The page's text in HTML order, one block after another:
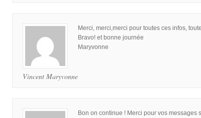
Vincent Maryvonne
Merci, merci,merci pour toutes ces infos,
Bravo! et bonne journée
Maryvonne
Bon on continue ! Merci pour vos messages